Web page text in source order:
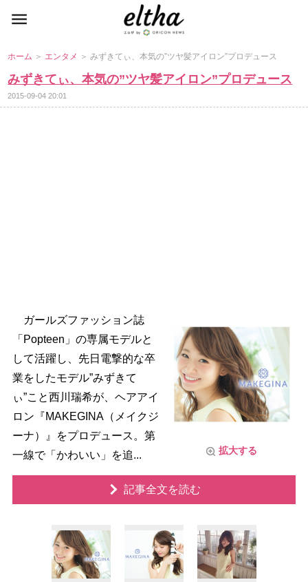
ホーム ＞ エンタメ ＞ みずきてぃ、本気の”ツヤ髪アイロン”プロデュース
みずきてぃ、本気の”ツヤ髪アイロン”プロデュース
2015-09-04 20:01
拡大する
ガールズファッション誌
「Popteen」の専属モデルと
して活躍し、先日電撃的な卒
業をしたモデル”みずきて
ぃ”こと西川瑞希が、ヘアアイ
ロン『MAKEGINA（メイクジ
ーナ）』をプロデュース。第
一線で「かわいい」を追...
記事全文を読む